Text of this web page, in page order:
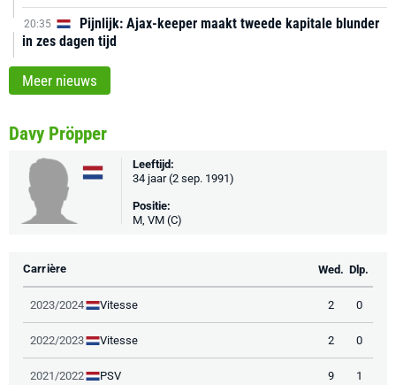
20:35
Pijnlijk: Ajax-keeper maakt tweede kapitale blunder
in zes dagen tijd
Meer nieuws
Davy Pröpper
Leeftijd:
34 jaar (2 sep. 1991)
Positie:
M, VM (C)
Carrière Wed. Dlp.
2023/2024 Vitesse 2 0
2022/2023 Vitesse 2 0
2021/2022 PSV 9 1